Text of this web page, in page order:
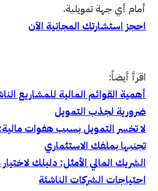
أمام أي جهة تمويلية.
احجز استشارتك المجانية الآن
اقرأ أيضاً:
ضرورية لجذب التمويل
تجنبها بملفك الاستثماري
الشريك المالي الأمثل: دليلك
احتياجات الشركات الناشئة